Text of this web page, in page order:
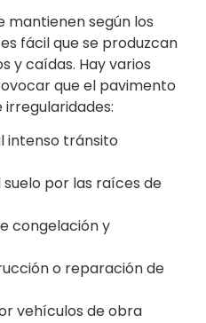
mantienen según los
fácil que se produzcan
y caídas. Hay varios
que el pavimento
irregularidades:
intenso tránsito
por las raíces de
congelación y
o reparación de
vehículos de obra